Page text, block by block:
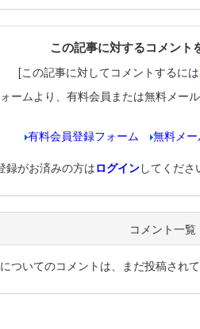
この記事に対するコメント
[この記事に対してコメントするには
ームより、有料会員または無料メー
有料会員登録フォーム
無料メ
録がお済みの方はログインしてくださ
コメント一覧
ついてのコメントは、まだ投稿されて